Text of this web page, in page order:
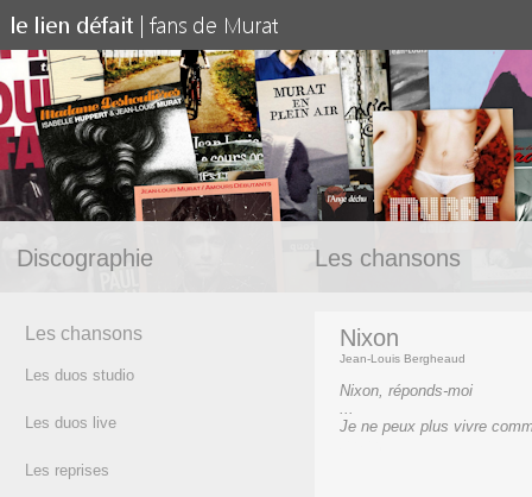
Discographie Les chansons
Les chansons
Les duos studio
Les duos live
Les reprises
Nixon
Jean-Louis Bergheaud
Nixon, réponds-moi
...
Je ne peux plus vivre